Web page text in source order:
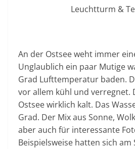
Leuchtturm &
An der Ostsee weht immer
Unglaublich ein paar Mutige
Grad Lufttemperatur baden.
vor allem kühl und verregnet.
Ostsee wirklich kalt. Das
Grad. Der Mix aus Sonne,
aber auch für interessante
Beispielsweise hatten sich am